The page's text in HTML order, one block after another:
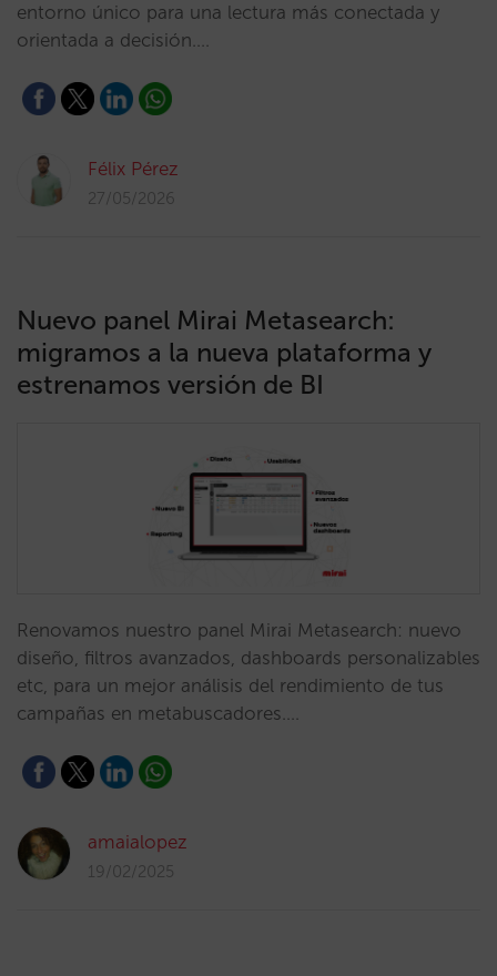
entorno único para una lectura más conectada y
orientada a decisión.…
Félix Pérez
27/05/2026
Nuevo panel Mirai Metasearch:
migramos a la nueva plataforma y
estrenamos versión de BI
Renovamos nuestro panel Mirai Metasearch: nuevo
diseño, filtros avanzados, dashboards personalizables
etc, para un mejor análisis del rendimiento de tus
campañas en metabuscadores.…
amaialopez
19/02/2025